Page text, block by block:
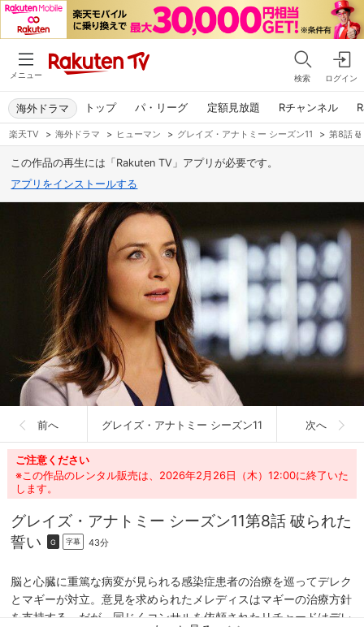
メニュー 検索 ログイン
トップ パ・リーグ 定額見放題 Rチャンネル
海外ドラマ
楽天TV > 海外ドラマ > ヒューマン > グレイズ・アナトミー シーズン11 > 第8話
この作品の再生には「Rakuten TV」アプリが必要です。
アプリをインストールする
前へ グレイズ・アナトミー シーズン11 次へ
ご注意ください
※この作品のレンタル販売は、2026年2月26日（木）12:00に終了いた
します。
グレイズ・アナトミー シーズン11第8話 破られた
誓い
G 字幕 43分
脳と心臓に重篤な病変が見られる感染症患者の治療を巡ってデレク
とマギーが対立。意見を求められたメレディスはマギーの治療方針
を支持する。だが、同じくコンサルを依頼されたリチャードはデレ